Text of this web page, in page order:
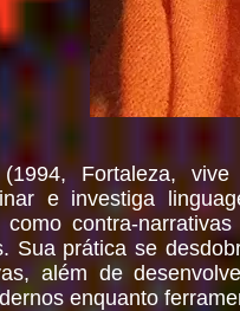
(1994, Fortaleza,
e investiga
como contra-
Sua prática se
além de
enquanto